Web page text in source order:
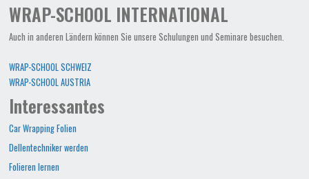
WRAP-SCHOOL INTERNATIONAL
Auch in anderen Ländern können Sie unsere Schulungen und Seminare besuchen.
WRAP-SCHOOL SCHWEIZ
WRAP-SCHOOL AUSTRIA
Interessantes
Car Wrapping Folien
Dellentechniker werden
Folieren lernen